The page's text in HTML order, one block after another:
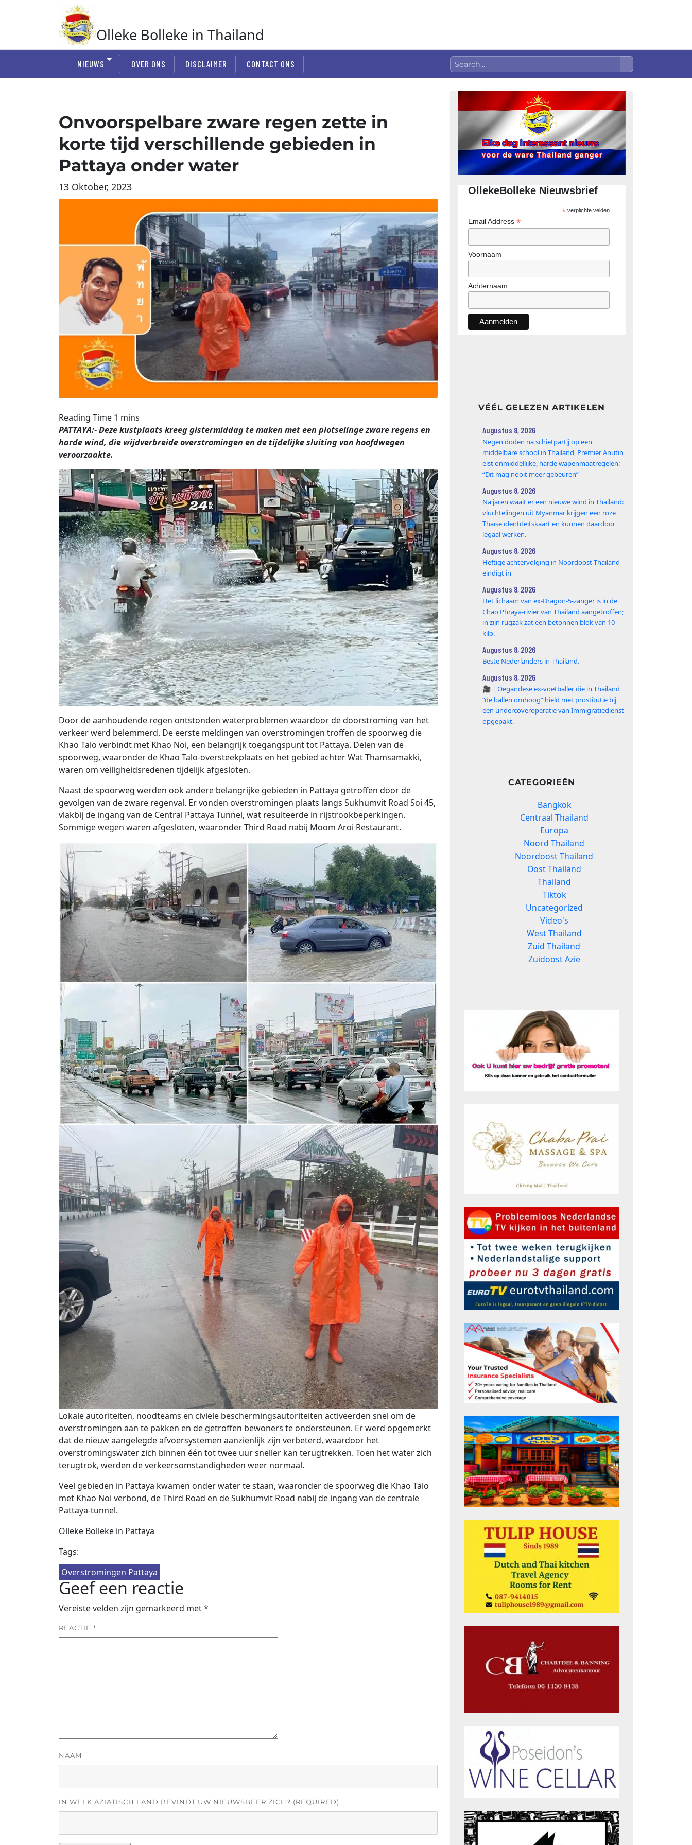
Olleke Bolleke in Thailand
NIEUWS OVER ONS DISCLAIMER CONTACT ONS
Onvoorspelbare zware regen zette in
korte tijd verschillende gebieden in
Pattaya onder water
13 Oktober, 2023
PATTAYA:- Deze kustplaats kreeg gistermiddag te maken met een plotselinge zware regens en
harde wind, die wijdverbreide overstromingen en de tijdelijke sluiting van hoofdwegen
veroorzaakte.
Door de aanhoudende regen ontstonden waterproblemen waardoor de doorstroming van het
verkeer werd belemmerd. De eerste meldingen van overstromingen troffen de spoorweg die
Khao Talo verbindt met Khao Noi, een belangrijk toegangspunt tot Pattaya. Delen van de
spoorweg, waaronder de Khao Talo-oversteekplaats en het gebied achter Wat Thamsamakki,
waren om veiligheidsredenen tijdelijk afgesloten.
Naast de spoorweg werden ook andere belangrijke gebieden in Pattaya getroffen door de
gevolgen van de zware regenval. Er vonden overstromingen plaats langs Sukhumvit Road Soi 45,
vlakbij de ingang van de Central Pattaya Tunnel, wat resulteerde in rijstrookbeperkingen.
Sommige wegen waren afgesloten, waaronder Third Road nabij Moom Aroi Restaurant.
Lokale autoriteiten, noodteams en civiele beschermingsautoriteiten activeerden snel om de
overstromingen aan te pakken en de getroffen bewoners te ondersteunen. Er werd opgemerkt
dat de nieuw aangelegde afvoersystemen aanzienlijk zijn verbeterd, waardoor het
overstromingswater zich binnen één tot twee uur sneller kan terugtrekken. Toen het water zich
terugtrok, werden de verkeersomstandigheden weer normaal.
Veel gebieden in Pattaya kwamen onder water te staan, waaronder de spoorweg die Khao Talo
met Khao Noi verbond, de Third Road en de Sukhumvit Road nabij de ingang van de centrale
Pattaya-tunnel.
Olleke Bolleke in Pattaya
Tags:
Overstromingen Pattaya
Geef een reactie
Vereiste velden zijn gemarkeerd met*
REACTIE *
NAAM
IN WELK AZIATISCH LAND BEVINDT UW NIEUWSBEER ZICH? (REQUIRED)
OllekeBolleke Nieuwsbrief
*verplichte velden
Email Address *
Voornaam
Achternaam
VÉÉL GELEZEN ARTIKELEN
Augustus 8, 2026
Negen doden na schietpartij op een
middelbare school in Thailand, Premier Anutin
eist onmiddellijke, harde wapenmaatregelen:
“Dit mag nooit meer gebeuren”
Augustus 8, 2026
Na jaren waait er een nieuwe wind in Thailand:
vluchtelingen uit Myanmar krijgen een roze
Thaise identiteitskaart en kunnen daardoor
legaal werken.
Augustus 8, 2026
Heftige achtervolging in Noordoost-Thailand
eindigt in
Augustus 8, 2026
Het lichaam van ex-Dragon‑5‑zanger is in de
Chao Phraya‑rivier van Thailand aangetroffen;
in zijn rugzak zat een betonnen blok van 10
kilo.
Augustus 8, 2026
Beste Nederlanders in Thailand.
Augustus 8, 2026
🎥 | Oegandese ex-voetballer die in Thailand
“de ballen omhoog” hield met prostitutie bij
een undercoveroperatie van Immigratiedienst
opgepakt.
CATEGORIEËN
Bangkok
Centraal Thailand
Europa
Noord Thailand
Noordoost Thailand
Oost Thailand
Thailand
Tiktok
Uncategorized
Video's
West Thailand
Zuid Thailand
Zuidoost Azië